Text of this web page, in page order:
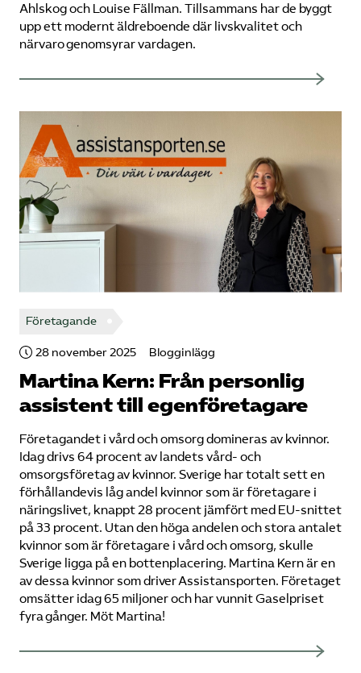
Ahlskog och Louise Fällman. Tillsammans har de byggt
upp ett modernt äldreboende där livskvalitet och
närvaro genomsyrar vardagen.
Företagande
28 november 2025 Blogginlägg
Martina Kern: Från personlig
assistent till egen­företagare
Företagandet i vård och omsorg domineras av kvinnor.
Idag drivs 64 procent av landets vård- och
omsorgsföretag av kvinnor. Sverige har totalt sett en
förhållandevis låg andel kvinnor som är företagare i
näringslivet, knappt 28 procent jämfört med EU-snittet
på 33 procent. Utan den höga andelen och stora antalet
kvinnor som är företagare i vård och omsorg, skulle
Sverige ligga på en bottenplacering. Martina Kern är en
av dessa kvinnor som driver Assistansporten. Företaget
omsätter idag 65 miljoner och har vunnit Gaselpriset
fyra gånger. Möt Martina!